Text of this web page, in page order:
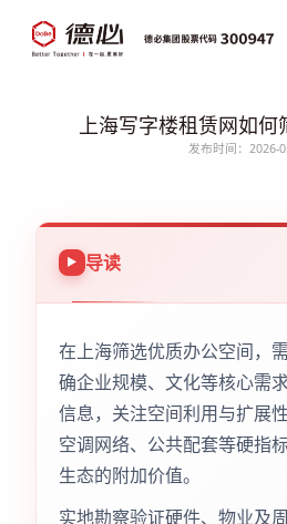
上海写字楼租赁网如何
发布时间：2026-
导读
在上海筛选优质办公空间，
确企业规模、文化等核心需
信息，关注空间利用与扩展
空调网络、公共配套等硬指
生态的附加价值。
实地勘察验证硬件、物业及